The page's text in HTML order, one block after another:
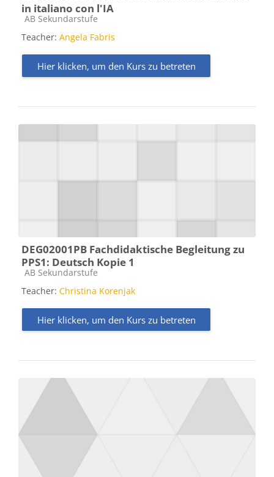
in italiano con l'IA
Kursbereich
AB Sekundarstufe
Teacher: Angela Fabris
Hier klicken, um den Kurs zu betreten
DEG02001PB Fachdidaktische Begleitung zu
PPS1: Deutsch Kopie 1
Kursbereich
AB Sekundarstufe
Teacher: Christina Korenjak
Hier klicken, um den Kurs zu betreten